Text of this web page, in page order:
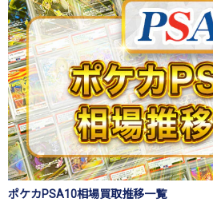
ポケカPSA10相場買取推移一覧